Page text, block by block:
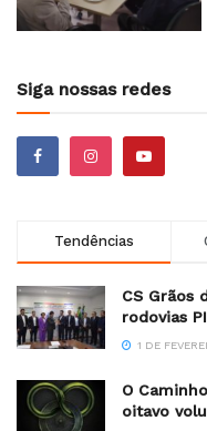
Siga nossas redes
Tendências
CS Grãos
rodovias
1 DE
O
oitavo